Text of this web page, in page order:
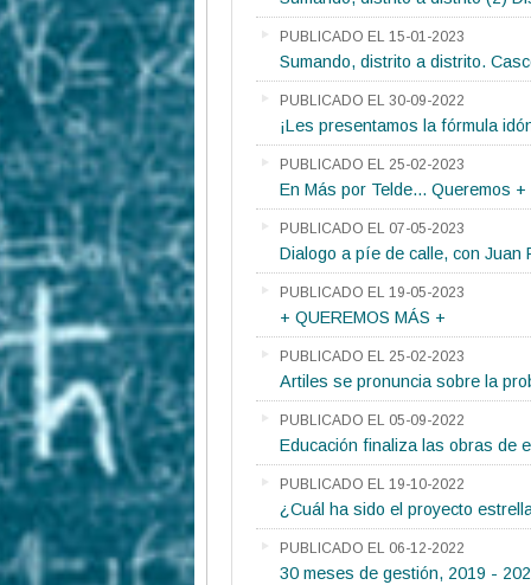
PUBLICADO EL 15-01-2023
Sumando, distrito a distrito.
PUBLICADO EL 30-09-2022
¡Les presentamos la fórmula
PUBLICADO EL 25-02-2023
En Más por Telde... Queremos +
PUBLICADO EL 07-05-2023
Dialogo a píe de calle, con Juan
PUBLICADO EL 19-05-2023
+ QUEREMOS MÁS +
PUBLICADO EL 25-02-2023
Artiles se pronuncia sobre la
PUBLICADO EL 05-09-2022
Educación finaliza las obras de
PUBLICADO EL 19-10-2022
¿Cuál ha sido el proyecto
PUBLICADO EL 06-12-2022
30 meses de gestión, 2019 -